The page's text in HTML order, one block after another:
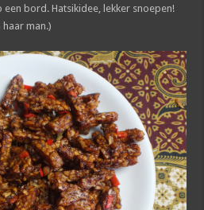
een bord. Hatsikidee, lekker snoepen!
haar man.)